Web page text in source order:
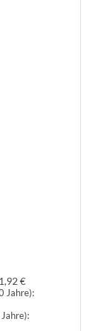
€
Jahre):
: